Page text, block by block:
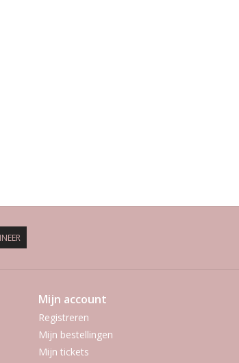
Mijn account
Registreren
Mijn bestellingen
Mijn tickets